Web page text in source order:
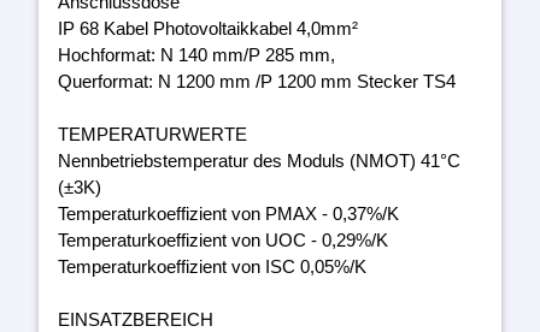
IP 68 Kabel Photovoltaikkabel 4,0mm²
Hochformat: N 140 mm/P 285 mm,
Querformat: N 1200 mm /P 1200 mm Stecker TS4
TEMPERATURWERTE
Nennbetriebstemperatur des Moduls (NMOT) 41°C
(±3K)
Temperaturkoeffizient von PMAX - 0,37%/K
Temperaturkoeffizient von UOC - 0,29%/K
Temperaturkoeffizient von ISC 0,05%/K
EINSATZBEREICH